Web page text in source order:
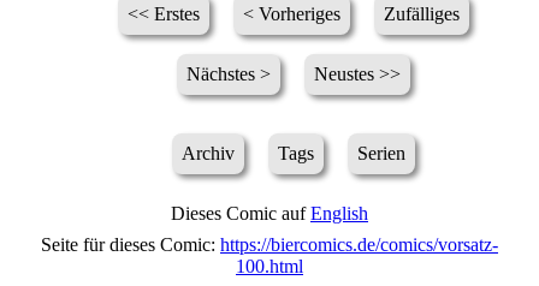
<< Erstes < Vorheriges Zufälliges
Nächstes > Neustes >>
Archiv Tags Serien
Dieses Comic aufEnglish
Seite für dieses Comic: https://biercomics.de/comics/vorsatz-
100.html